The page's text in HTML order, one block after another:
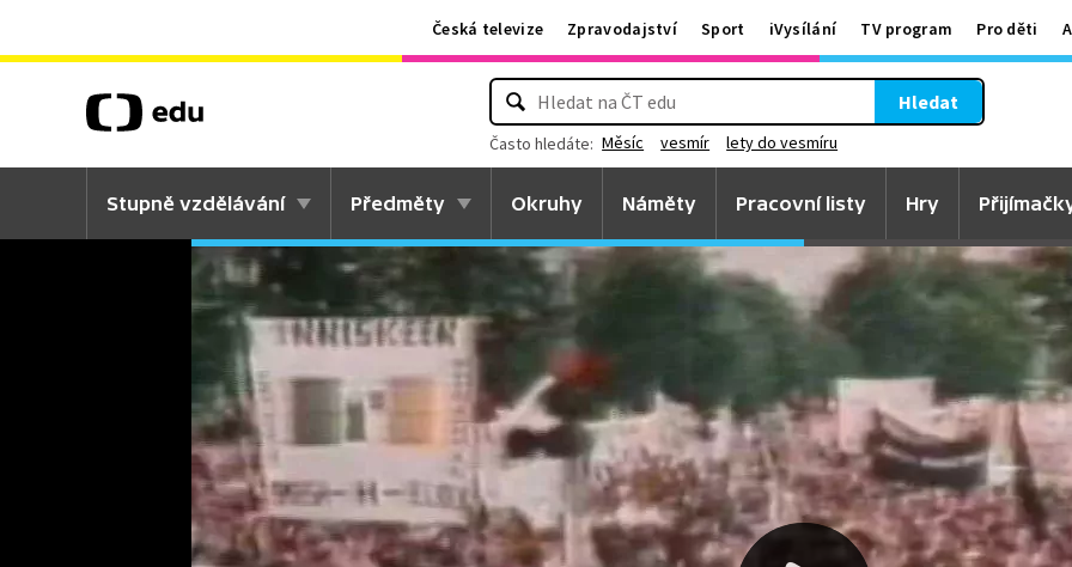
Česká televize Zpravodajství Sport iVysílání TV program Pro děti
Hledat
Často hledáte: Měsíc vesmír lety do vesmíru
Stupně vzdělávání Předměty Okruhy Náměty Pracovní listy Hry